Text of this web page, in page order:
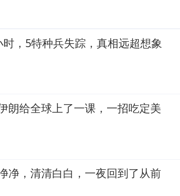
，5特种兵失踪，真相远超想象
朗给全球上了一课，一招吃定美
净，清清白白，一夜回到了从前